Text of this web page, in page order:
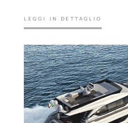
LEGGI IN DETTAGLIO